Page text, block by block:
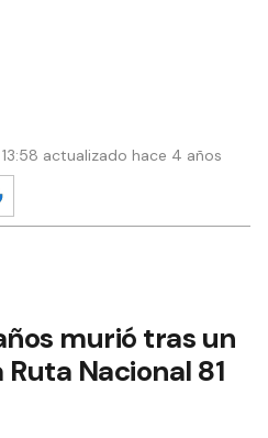
actualizado hace 4 años
murió tras un
Nacional 81